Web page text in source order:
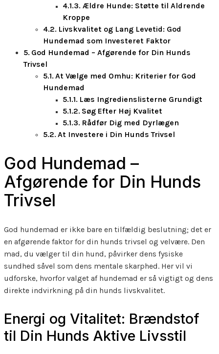
Ældre Hunde: Støtte til Aldrende
Kroppe
Livskvalitet og Lang Levetid: God
Hundemad som Investeret Faktor
God Hundemad – Afgørende for Din Hunds
Trivsel
At Vælge med Omhu: Kriterier for God
Hundemad
Læs Ingredienslisterne Grundigt
Søg Efter Høj Kvalitet
Rådfør Dig med Dyrlægen
At Investere i Din Hunds Trivsel
God Hundemad –
Afgørende for Din Hunds
Trivsel
God hundemad er ikke bare en tilfældig beslutning; det er
en afgørende faktor for din hunds trivsel og velvære. Den
mad, du vælger til din hund, påvirker dens fysiske
sundhed såvel som dens mentale skarphed. Her vil vi
udforske, hvorfor valget af hundemad er så vigtigt og dens
direkte indvirkning på din hunds livskvalitet.
Energi og Vitalitet: Brændstof
til Din Hunds Aktive Livsstil